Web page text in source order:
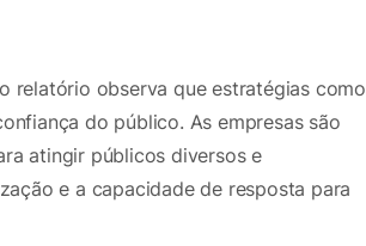
relatório observa que estratégias como
do público. As empresas são
atingir públicos diversos e
e a capacidade de resposta para